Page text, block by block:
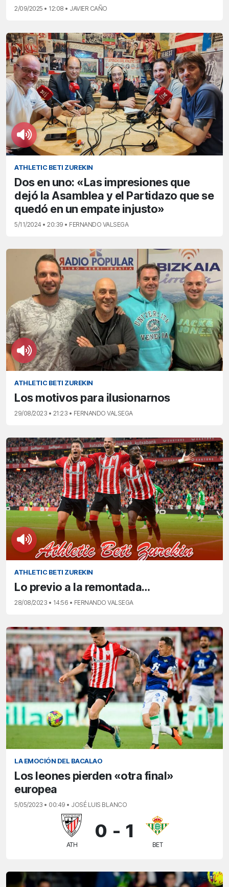
2/09/2025 • 12:08 • JAVIER CAÑO
ATHLETIC BETI ZUREKIN
Dos en uno: «Las impresiones que
dejó la Asamblea y el Partidazo que se
quedó en un empate injusto»
5/11/2024 • 20:39 • FERNANDO VALSEGA
ATHLETIC BETI ZUREKIN
Los motivos para ilusionarnos
29/08/2023 • 21:23 • FERNANDO VALSEGA
ATHLETIC BETI ZUREKIN
Lo previo a la remontada…
28/08/2023 • 14:56 • FERNANDO VALSEGA
LA EMOCIÓN DEL BACALAO
Los leones pierden «otra final»
europea
5/05/2023 • 00:49 • JOSÉ LUIS BLANCO
ATH
0 - 1
BET